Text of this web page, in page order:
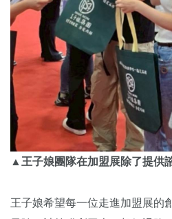
▲王子娘團隊在加盟展除了提供
王子娘希望每一位走進加盟展的